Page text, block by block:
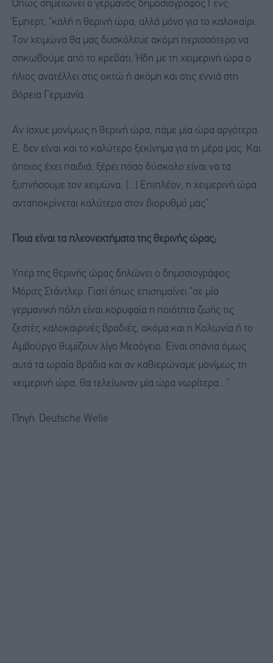
Όπως σημειώνει ο γερμανός δημοσιογράφος Γενς
Έμπερτ, "καλή η θερινή ώρα, αλλά μόνο για το καλοκαίρι.
Τον χειμώνα θα μας δυσκόλευε ακόμη περισσότερο να
σηκωθούμε από το κρεβάτι. Ήδη με τη χειμερινή ώρα ο
ήλιος ανατέλλει στις οκτώ ή ακόμη και στις εννιά στη
βόρεια Γερμανία.
Αν ίσχυε μονίμως η θερινή ώρα, πάμε μία ώρα αργότερα.
Ε, δεν είναι και το καλύτερο ξεκίνημα για τη μέρα μας. Και
όποιος έχει παιδιά, ξέρει πόσο δύσκολο είναι να τα
ξυπνήσουμε τον χειμώνα. (...) Επιπλέον, η χειμερινή ώρα
ανταποκρίνεται καλύτερα στον βιορυθμό μας".
Ποια είναι τα πλεονεκτήματα της θερινής ώρας;
Υπέρ της θερινής ώρας δηλώνει ο δημοσιογράφος
Μόριτς Στάντλερ. Γιατί όπως επισημαίνει "σε μία
γερμανική πόλη είναι κορυφαία η ποιότητα ζωής τις
ζεστές καλοκαιρινές βραδιές, ακόμα και η Κολωνία ή το
Αμβούργο θυμίζουν λίγο Μεσόγειο. Είναι σπάνια όμως
αυτά τα ωραία βράδια και αν καθιερώναμε μονίμως τη
χειμερινή ώρα, θα τελείωναν μία ώρα νωρίτερα..."
Πηγή: Deutsche Welle